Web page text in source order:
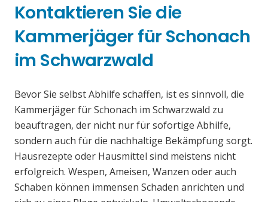
Kontaktieren Sie die
Kammerjäger für Schonach
im Schwarzwald
Bevor Sie selbst Abhilfe schaffen, ist es sinnvoll, die
Kammerjäger für Schonach im Schwarzwald zu
beauftragen, der nicht nur für sofortige Abhilfe,
sondern auch für die nachhaltige Bekämpfung sorgt.
Hausrezepte oder Hausmittel sind meistens nicht
erfolgreich. Wespen, Ameisen, Wanzen oder auch
Schaben können immensen Schaden anrichten und